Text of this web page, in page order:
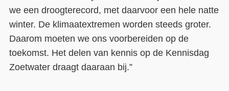
we een droogterecord, met daarvoor een hele natte
winter. De klimaatextremen worden steeds groter.
Daarom moeten we ons voorbereiden op de
toekomst. Het delen van kennis op de Kennisdag
Zoetwater draagt daaraan bij.”